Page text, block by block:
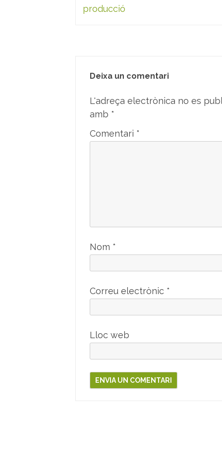
producció
Deixa un comentari
L'adreça electrònica no es
amb *
Comentari *
Nom *
Correu electrònic *
Lloc web